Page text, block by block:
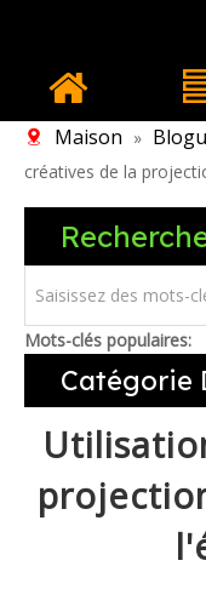
Maison »
créatives de la
Mots-clés populaires:
Catégorie